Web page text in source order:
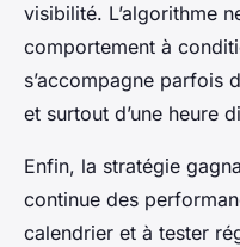
visibilité. L’algorithme
comportement à
s’accompagne parfois
et surtout d’une heure
Enfin, la stratégie
continue des
calendrier et à tester